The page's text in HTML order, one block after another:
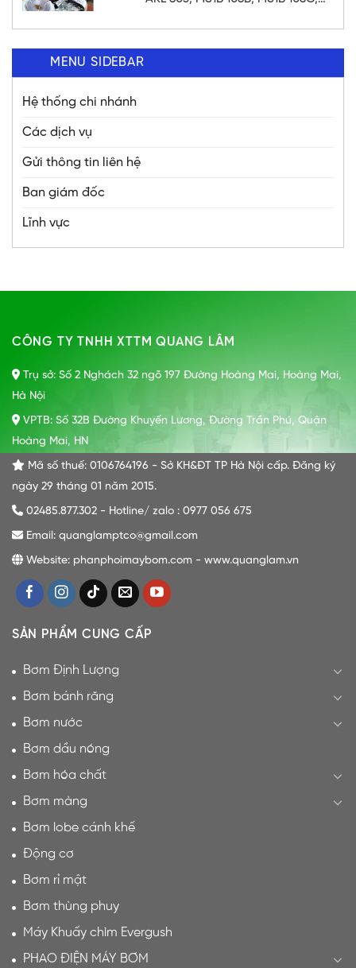
MM2H157 chất lượng
MENU SIDEBAR
Hệ thống chi nhánh
Các dịch vụ
Gửi thông tin liên hệ
Ban giám đốc
Lĩnh vực
CÔNG TY TNHH XTTM QUANG LÂM
Trụ sở: Số 2 Nghách 32 ngõ 197 Đường Hoàng Mai, Hoàng Mai,
Hà Nội
VPTB: Số 32B Đường Khuyến Lương, Đường Trần Phú, Quận
Hoàng Mai, HN
Mã số thuế: 0106764196 - Sở KH&ĐT TP Hà Nội cấp. Đăng ký
ngày 29 tháng 01 năm 2015.
02485.877.302 - Hotline/ zalo : 0977 056 675
Email: quanglamptco@gmail.com
Website: phanphoimaybom.com - www.quanglam.vn
SẢN PHẨM CUNG CẤP
Bơm Định Lượng
Bơm bánh răng
Bơm nước
Bơm dầu nóng
Bơm hóa chất
Bơm màng
Bơm lobe cánh khế
Động cơ
Bơm rỉ mật
Bơm thùng phuy
Máy Khuấy chìm Evergush
PHAO ĐIỆN MÁY BƠM